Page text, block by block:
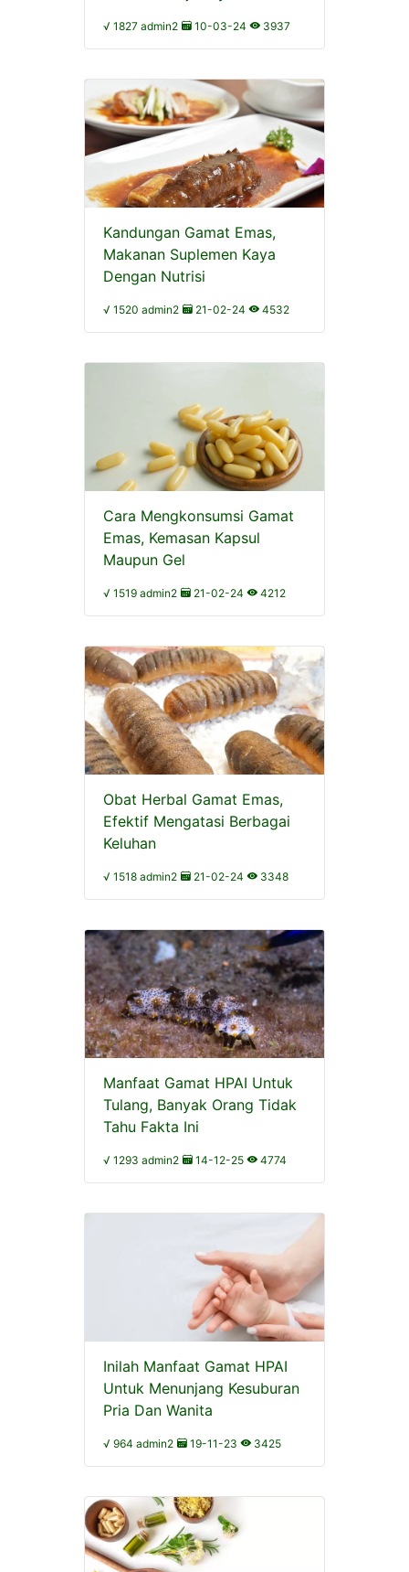
√ 1827 admin2 10-03-24 3937
Kandungan Gamat Emas,
Makanan Suplemen Kaya
Dengan Nutrisi
√ 1520 admin2 21-02-24 4532
Cara Mengkonsumsi Gamat
Emas, Kemasan Kapsul
Maupun Gel
√ 1519 admin2 21-02-24 4212
Obat Herbal Gamat Emas,
Efektif Mengatasi Berbagai
Keluhan
√ 1518 admin2 21-02-24 3348
Manfaat Gamat HPAI Untuk
Tulang, Banyak Orang Tidak
Tahu Fakta Ini
√ 1293 admin2 14-12-25 4774
Inilah Manfaat Gamat HPAI
Untuk Menunjang Kesuburan
Pria Dan Wanita
√ 964 admin2 19-11-23 3425